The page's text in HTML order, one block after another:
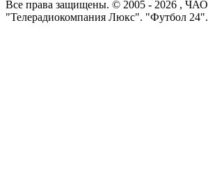
Все права защищены. © 2005 - 2026 , ЧАО
"Телерадиокомпания Люкс". "Футбол 24".